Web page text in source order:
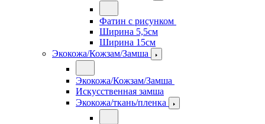
Фатин с рисунком
Ширина 5,5см
Ширина 15см
Экокожа/Кожзам/Замша
Экокожа/Кожзам/Замша
Искусственная замша
Экокожа/ткань/пленка